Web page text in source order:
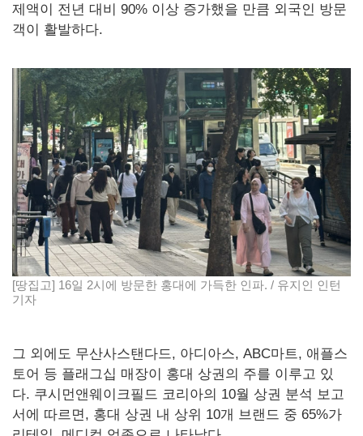
제액이 전년 대비 90% 이상 증가했을 만큼 외국인 방문
객이 활발하다.
[땅집고] 16일 2시에 방문한 홍대에 가득한 인파. / 유지인 인턴
기자
그 외에도 무산사스탠다드, 아디아스, ABC마트, 애플스
토어 등 플래그십 매장이 홍대 상권의 주를 이루고 있
다. 쿠시먼앤웨이크필드 코리아의 10월 상권 분석 보고
서에 따르면, 홍대 상권 내 상위 10개 브랜드 중 65%가